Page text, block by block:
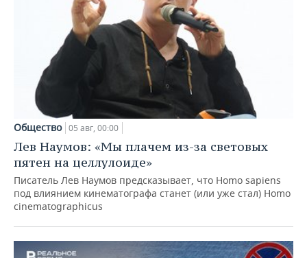
Общество 05 авг, 00:00
Лев Наумов: «Мы плачем из-за световых
пятен на целлулоиде»
Писатель Лев Наумов предсказывает, что Homo sapiens
под влиянием кинематографа станет (или уже стал) Homo
cinematographicus